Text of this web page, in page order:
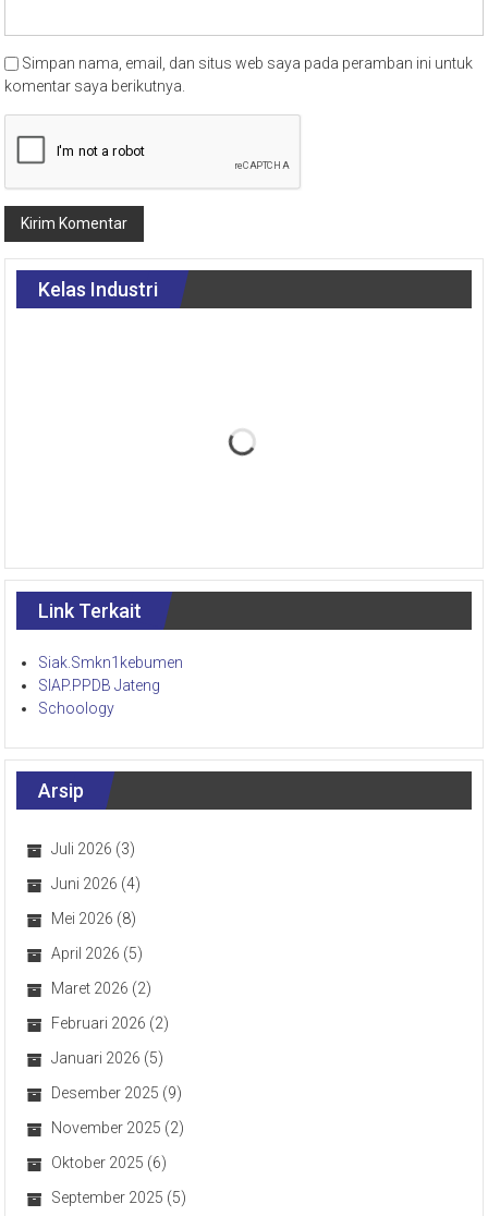
Simpan nama, email, dan situs web saya pada peramban ini untuk
komentar saya berikutnya.
Kelas Industri
Link Terkait
Siak.Smkn1kebumen
SIAP.PPDB Jateng
Schoology
Arsip
Juli 2026 (3)
Juni 2026 (4)
Mei 2026 (8)
April 2026 (5)
Maret 2026 (2)
Februari 2026 (2)
Januari 2026 (5)
Desember 2025 (9)
November 2025 (2)
Oktober 2025 (6)
September 2025 (5)